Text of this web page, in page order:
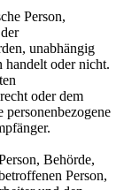
Person,
unabhängig
handelt oder nicht.
oder dem
Behörde,
Person,